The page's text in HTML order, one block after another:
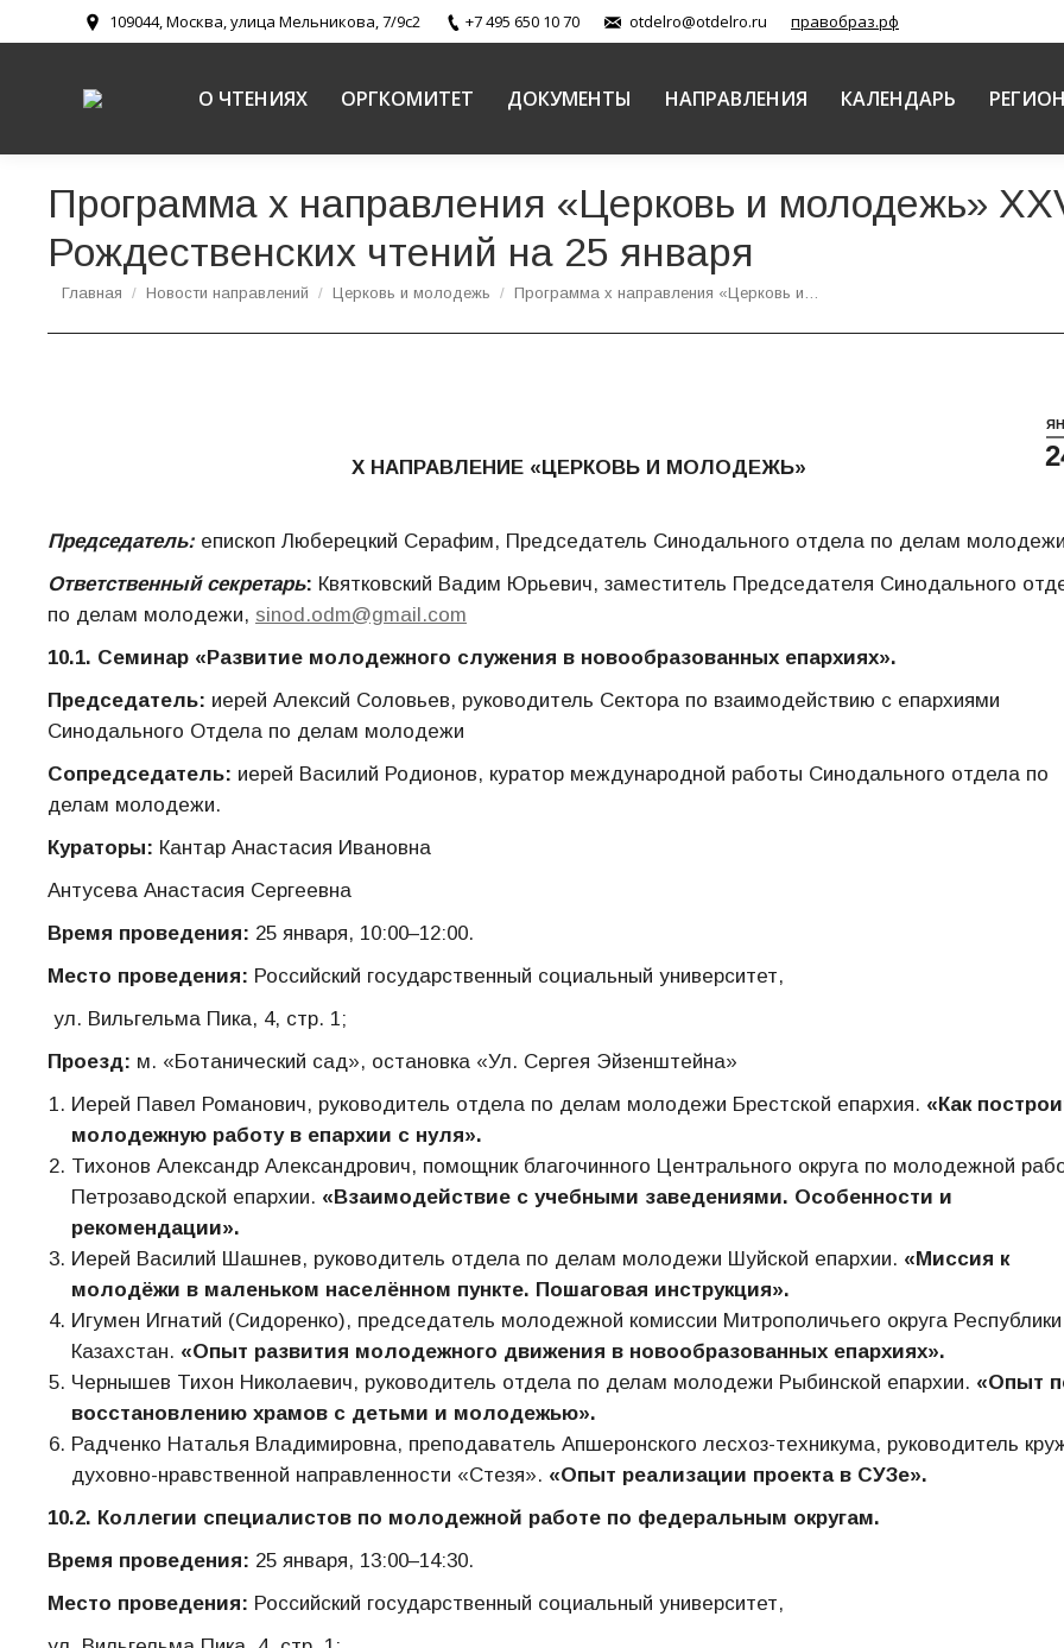
109044, Москва, улица Мельникова, 7/9с2 +7 495 650 10 70 otdelro@otdelro.ru правобраз.рф
О ЧТЕНИЯХ ОРГКОМИТЕТ ДОКУМЕНТЫ НАПРАВЛЕНИЯ КАЛЕНДАРЬ
Программа x направления «Церковь и молодежь»
Рождественских чтений на 25 января
Вы здесь:
Главная Новости направлений Церковь и молодежь Программа x направления «Церковь и…
Х НАПРАВЛЕНИЕ «ЦЕРКОВЬ И МОЛОДЕЖЬ»
Председатель: епископ Люберецкий Серафим, Председатель Синодального отдела по делам молодежи
Ответственный секретарь: Квятковский Вадим Юрьевич, заместитель Председателя Синодального
по делам молодежи, sinod.odm@gmail.com
10.1. Семинар «Развитие молодежного служения в новообразованных епархиях».
Председатель: иерей Алексий Соловьев, руководитель Сектора по взаимодействию с епархиями
Синодального Отдела по делам молодежи
Сопредседатель: иерей Василий Родионов, куратор международной работы Синодального отдела по
делам молодежи.
Кураторы: Кантар Анастасия Ивановна
Антусева Анастасия Сергеевна
Время проведения: 25 января, 10:00–12:00.
Место проведения: Российский государственный социальный университет,
ул. Вильгельма Пика, 4, стр. 1;
Проезд: м. «Ботанический сад», остановка «Ул. Сергея Эйзенштейна»
Иерей Павел Романович, руководитель отдела по делам молодежи Брестской епархия. «Как
молодежную работу в епархии с нуля».
Тихонов Александр Александрович, помощник благочинного Центрального округа по молодежной
Петрозаводской епархии. «Взаимодействие с учебными заведениями. Особенности и
рекомендации».
Иерей Василий Шашнев, руководитель отдела по делам молодежи Шуйской епархии. «Миссия к
молодёжи в маленьком населённом пункте. Пошаговая инструкция».
Игумен Игнатий (Сидоренко), председатель молодежной комиссии Митрополичьего округа Республики
Казахстан. «Опыт развития молодежного движения в новообразованных епархиях».
Чернышев Тихон Николаевич, руководитель отдела по делам молодежи Рыбинской епархии. «Опыт
восстановлению храмов с детьми и молодежью».
Радченко Наталья Владимировна, преподаватель Апшеронского лесхоз-техникума, руководитель
духовно-нравственной направленности «Стезя». «Опыт реализации проекта в СУЗе».
10.2. Коллегии специалистов по молодежной работе по федеральным округам.
Время проведения: 25 января, 13:00–14:30.
Место проведения: Российский государственный социальный университет,